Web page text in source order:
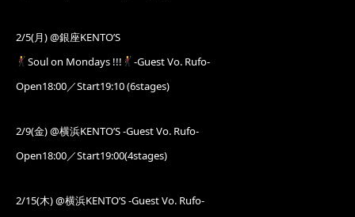
2/5(月) @銀座KENTO’S
Soul on Mondays !!!
-Guest Vo. Rufo-
Open18:00／Start19:10 (6stages)
2/9(金) @横浜KENTO’S -Guest Vo. Rufo-
Open18:00／Start19:00(4stages)
2/15(木) @横浜KENTO’S -Guest Vo. Rufo-